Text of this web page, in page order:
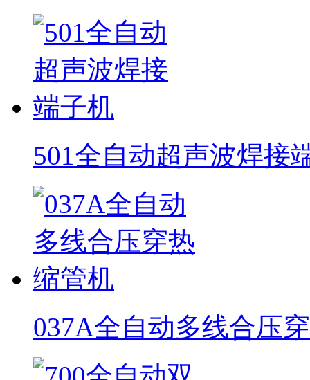
501全自动超声波焊接
037A全自动多线合压